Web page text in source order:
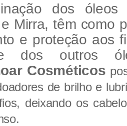
dos óleos
Mirra, têm como
e proteção aos
dos outros
Cosméticos
de brilho e
deixando os